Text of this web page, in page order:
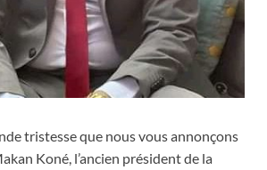
tristesse que nous vous annonçons
Koné, l’ancien président de la